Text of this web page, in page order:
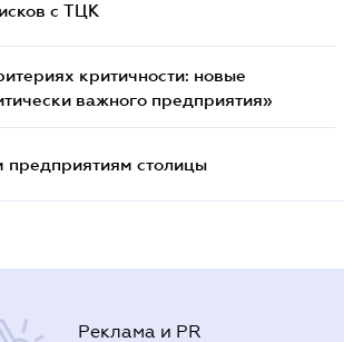
c ТЦК
критичности: новые
важного предприятия»
столицы
Реклама и PR